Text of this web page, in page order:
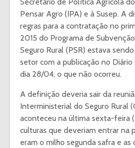
Pensar Agro (IPA) e à Susep. A
regras para a contratação no
2015 do Programa de
Seguro Rural (PSR) estava
setor com a publicação no
dia 28/04, o que não ocorreu.
A definição deveria sair da
Interministerial do Seguro Rural
aconteceu na última sexta-feira
culturas que deveriam entrar na
eram o milho segunda safra e as